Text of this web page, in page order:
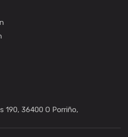
190, 36400 O Porriño,